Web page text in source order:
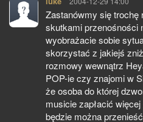
Zastanówmy się trochę
skutkami przenośności
wyobrażacie sobie
skorzystać z jakiejś
rozmowy wewnątrz
POP-ie czy znajomi w
że osoba do której
musicie zapłacić
będzie można